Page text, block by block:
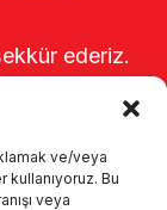
ve/veya
Bu
veya
ederiz.